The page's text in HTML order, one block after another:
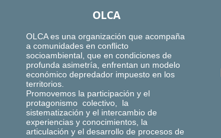
OLCA
OLCA es una organización que acompaña
a comunidades en conflicto
socioambiental, que en condiciones de
profunda asimetría, enfrentan un modelo
económico depredador impuesto en los
territorios.
Promovemos la participación y el
protagonismo colectivo, la
sistematización y el intercambio de
experiencias y conocimientos, la
articulación y el desarrollo de procesos de